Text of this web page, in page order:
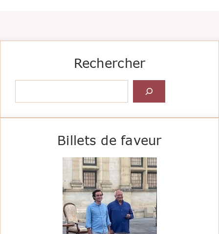
Rechercher
Billets de faveur